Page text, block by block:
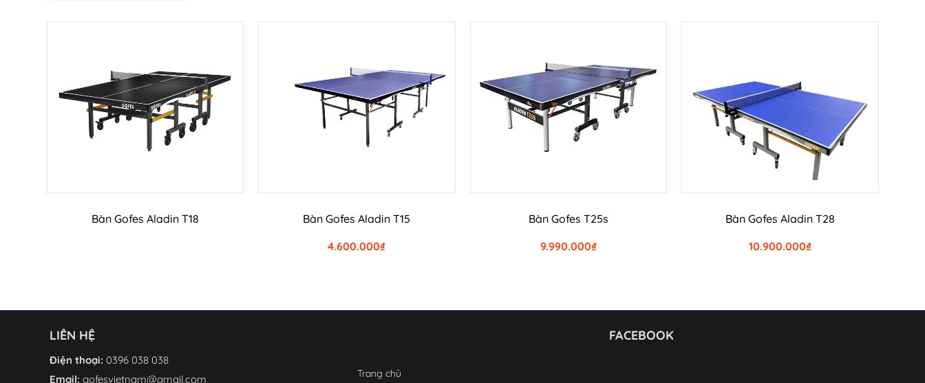
Bàn Gofes Aladin T18
Bàn Gofes Aladin T15
₫
4.600.000
Bàn Gofes T25s
₫
9.990.000
Bàn Gofes Aladin T28
₫
10.900.000
LIÊN HỆ
Điện thoại: 0396 038 038
Email: gofesvietnam@gmail.com Trang chủ
FACEBOOK